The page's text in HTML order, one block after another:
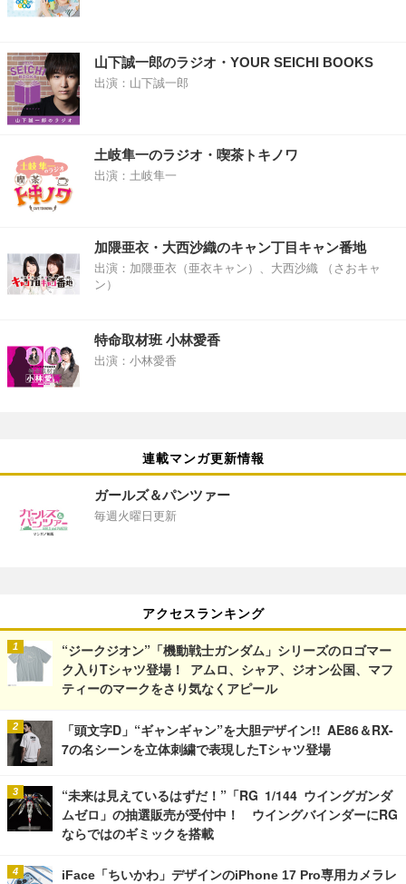
山下誠一郎のラジオ・YOUR SEICHI BOOKS
出演：山下誠一郎
土岐隼一のラジオ・喫茶トキノワ
出演：土岐隼一
加隈亜衣・大西沙織のキャン丁目キャン番地
出演：加隈亜衣（亜衣キャン）、大西沙織 （さおキャ
ン）
特命取材班 小林愛香
出演：小林愛香
連載マンガ更新情報
ガールズ＆パンツァー
毎週火曜日更新
アクセスランキング
“ジークジオン”「機動戦士ガンダム」シリーズのロゴマー
ク入りTシャツ登場！ アムロ、シャア、ジオン公国、マフ
ティーのマークをさり気なくアピール
「頭文字D」“ギャンギャン”を大胆デザイン!! AE86＆RX-
7の名シーンを立体刺繍で表現したTシャツ登場
“未来は見えているはずだ！”「RG 1/144 ウイングガンダ
ムゼロ」の抽選販売が受付中！ ウイングバインダーにRG
ならではのギミックを搭載
iFace「ちいかわ」デザインのiPhone 17 Pro専用カメラレ